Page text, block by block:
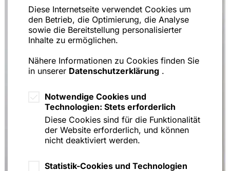
Diese Internetseite verwendet Cookies um
den Betrieb, die Optimierung, die Analyse
sowie die Bereitstellung personalisierter
Inhalte zu ermöglichen.
Nähere Informationen zu Cookies finden Sie
in unserer Datenschutzerklärung .
Notwendige Cookies und
Technologien: Stets erforderlich
Diese Cookies sind für die Funktionalität
der Website erforderlich, und können
nicht deaktiviert werden.
Statistik-Cookies und Technologien